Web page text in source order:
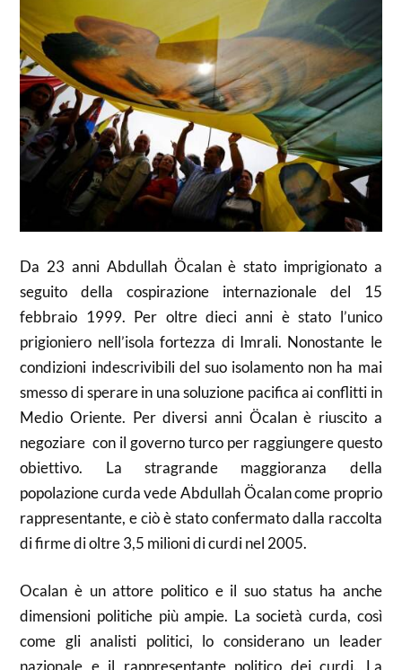
Da 23 anni Abdullah Öcalan è stato imprigionato a
seguito della cospirazione internazionale del 15
febbraio 1999. Per oltre dieci anni è stato l’unico
prigioniero nell’isola fortezza di Imrali. Nonostante le
condizioni indescrivibili del suo isolamento non ha mai
smesso di sperare in una soluzione pacifica ai conflitti in
Medio Oriente. Per diversi anni Öcalan è riuscito a
negoziare con il governo turco per raggiungere questo
obiettivo. La stragrande maggioranza della
popolazione curda vede Abdullah Öcalan come proprio
rappresentante, e ciò è stato confermato dalla raccolta
di firme di oltre 3,5 milioni di curdi nel 2005.
Ocalan è un attore politico e il suo status ha anche
dimensioni politiche più ampie. La società curda, così
come gli analisti politici, lo considerano un leader
nazionale e il rappresentante politico dei curdi. La